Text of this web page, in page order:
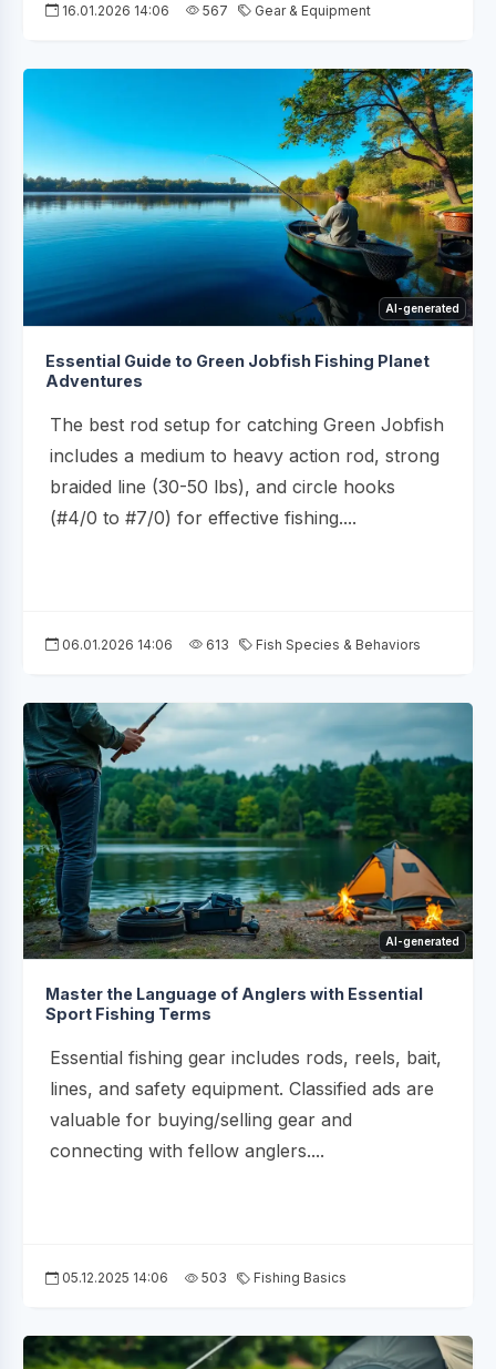
16.01.2026 14:06 567 Gear & Equipment
AI-generated
Essential Guide to Green Jobfish Fishing Planet
Adventures
The best rod setup for catching Green Jobfish
includes a medium to heavy action rod, strong
braided line (30-50 lbs), and circle hooks
(#4/0 to #7/0) for effective fishing....
06.01.2026 14:06 613 Fish Species & Behaviors
AI-generated
Master the Language of Anglers with Essential
Sport Fishing Terms
Essential fishing gear includes rods, reels, bait,
lines, and safety equipment. Classified ads are
valuable for buying/selling gear and
connecting with fellow anglers....
05.12.2025 14:06 503 Fishing Basics